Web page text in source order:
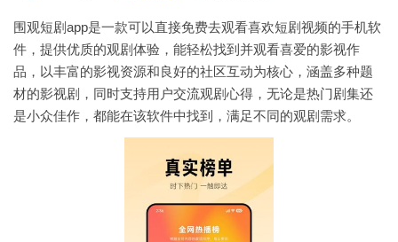
围观短剧app是一款可以直接免费去观看喜欢短剧视频的手机软
件，提供优质的观剧体验，能轻松找到并观看喜爱的影视作
品，以丰富的影视资源和良好的社区互动为核心，涵盖多种题
材的影视剧，同时支持用户交流观剧心得，无论是热门剧集还
是小众佳作，都能在该软件中找到，满足不同的观剧需求。